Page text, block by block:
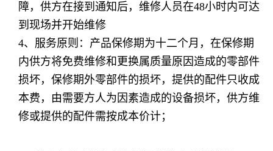
障，供方在接到通知后，维修人员在48小时内可达
到现场并开始维修
4、服务原则：产品保修期为十二个月，在保修期
内供方将免费维修和更换属质量原因造成的零部件
损坏，保修期外零部件的损坏，提供的配件只收成
本费，由需要方人为因素造成的设备损坏，供方维
修或提供的配件需按成本价计；